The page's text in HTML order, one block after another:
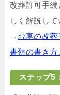
改葬許可手
しく解説して
→ お墓の改葬
書類の書き方
ステップ5